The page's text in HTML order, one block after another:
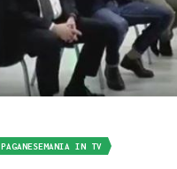
PAGANESEMANIA IN TV